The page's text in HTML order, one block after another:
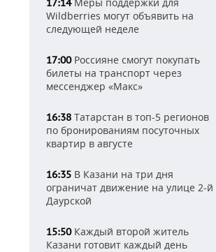
17:14
Wildberries могут объявить на
следующей неделе
17:00Россияне смогут покупать
билеты на транспорт через
мессенджер «Макс»
16:38 Татарстан в топ-5 регионов
по бронированиям посуточных
квартир в августе
16:35 В Казани на три дня
ограничат движение на улице 2-й
Даурской
15:50Каждый второй житель
Казани готовит каждый день